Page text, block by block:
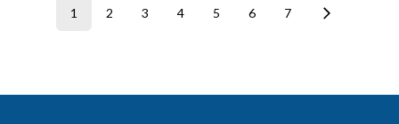
1 2 3 4 5 6 7